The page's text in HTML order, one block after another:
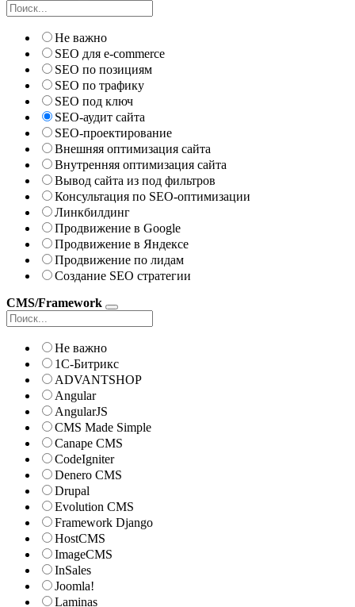
Не важно
SEO для e-commerce
SEO по позициям
SEO по трафику
SEO под ключ
SEO-аудит сайта
SEO-проектирование
Внешняя оптимизация сайта
Внутренняя оптимизация сайта
Вывод сайта из под фильтров
Консультация по SEO-оптимизации
Линкбилдинг
Продвижение в Google
Продвижение в Яндексе
Продвижение по лидам
Создание SEO стратегии
CMS/Framework
Не важно
1С-Битрикс
ADVANTSHOP
Angular
AngularJS
CMS Made Simple
Canape CMS
CodeIgniter
Denero CMS
Drupal
Evolution CMS
Framework Django
HostCMS
ImageCMS
InSales
Joomla!
Laminas